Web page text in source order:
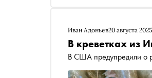
Иван Адоньев20 августа
В креветках из
В США предупредили о